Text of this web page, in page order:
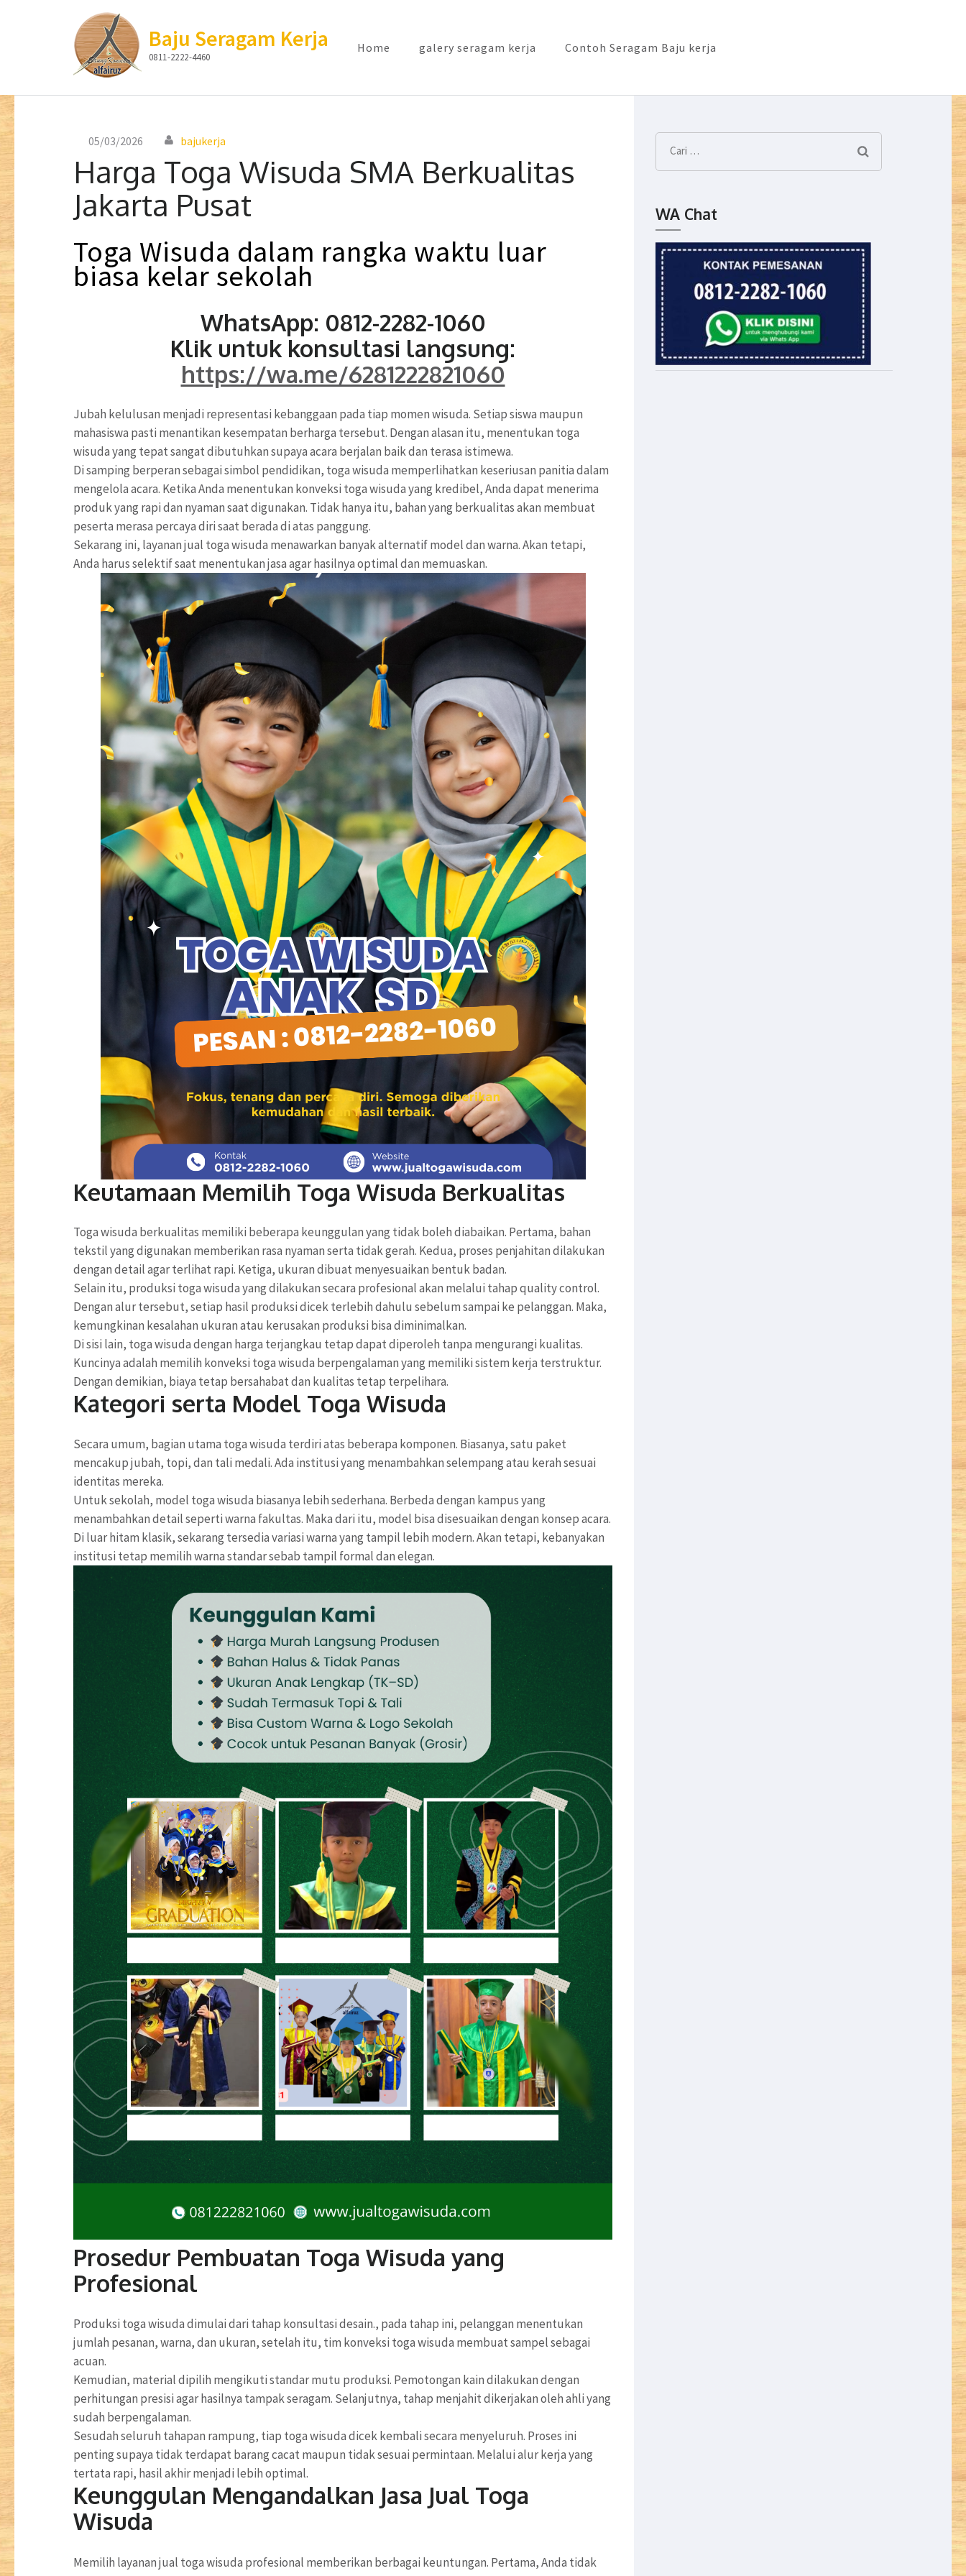
Lompat
Baju Seragam Kerja
0811-2222-4460
Home galery seragam kerja Contoh Seragam Baju kerja
05/03/2026 bajukerja
Harga Toga Wisuda SMA Berkualitas
Jakarta Pusat
Toga Wisuda dalam rangka waktu luar
biasa kelar sekolah
WhatsApp: 0812-2282-1060
Klik untuk konsultasi langsung:
https://wa.me/6281222821060
Jubah kelulusan menjadi representasi kebanggaan pada tiap momen wisuda. Setiap siswa maupun
mahasiswa pasti menantikan kesempatan berharga tersebut. Dengan alasan itu, menentukan toga
wisuda yang tepat sangat dibutuhkan supaya acara berjalan baik dan terasa istimewa.
Di samping berperan sebagai simbol pendidikan, toga wisuda memperlihatkan keseriusan panitia dalam
mengelola acara. Ketika Anda menentukan konveksi toga wisuda yang kredibel, Anda dapat menerima
produk yang rapi dan nyaman saat digunakan. Tidak hanya itu, bahan yang berkualitas akan membuat
peserta merasa percaya diri saat berada di atas panggung.
Sekarang ini, layanan jual toga wisuda menawarkan banyak alternatif model dan warna. Akan tetapi,
Anda harus selektif saat menentukan jasa agar hasilnya optimal dan memuaskan.
Keutamaan Memilih Toga Wisuda Berkualitas
Toga wisuda berkualitas memiliki beberapa keunggulan yang tidak boleh diabaikan. Pertama, bahan
tekstil yang digunakan memberikan rasa nyaman serta tidak gerah. Kedua, proses penjahitan dilakukan
dengan detail agar terlihat rapi. Ketiga, ukuran dibuat menyesuaikan bentuk badan.
Selain itu, produksi toga wisuda yang dilakukan secara profesional akan melalui tahap quality control.
Dengan alur tersebut, setiap hasil produksi dicek terlebih dahulu sebelum sampai ke pelanggan. Maka,
kemungkinan kesalahan ukuran atau kerusakan produksi bisa diminimalkan.
Di sisi lain, toga wisuda dengan harga terjangkau tetap dapat diperoleh tanpa mengurangi kualitas.
Kuncinya adalah memilih konveksi toga wisuda berpengalaman yang memiliki sistem kerja terstruktur.
Dengan demikian, biaya tetap bersahabat dan kualitas tetap terpelihara.
Kategori serta Model Toga Wisuda
Secara umum, bagian utama toga wisuda terdiri atas beberapa komponen. Biasanya, satu paket
mencakup jubah, topi, dan tali medali. Ada institusi yang menambahkan selempang atau kerah sesuai
identitas mereka.
Untuk sekolah, model toga wisuda biasanya lebih sederhana. Berbeda dengan kampus yang
menambahkan detail seperti warna fakultas. Maka dari itu, model bisa disesuaikan dengan konsep acara.
Di luar hitam klasik, sekarang tersedia variasi warna yang tampil lebih modern. Akan tetapi, kebanyakan
institusi tetap memilih warna standar sebab tampil formal dan elegan.
Prosedur Pembuatan Toga Wisuda yang
Profesional
Produksi toga wisuda dimulai dari tahap konsultasi desain., pada tahap ini, pelanggan menentukan
jumlah pesanan, warna, dan ukuran, setelah itu, tim konveksi toga wisuda membuat sampel sebagai
acuan.
Kemudian, material dipilih mengikuti standar mutu produksi. Pemotongan kain dilakukan dengan
perhitungan presisi agar hasilnya tampak seragam. Selanjutnya, tahap menjahit dikerjakan oleh ahli yang
sudah berpengalaman.
Sesudah seluruh tahapan rampung, tiap toga wisuda dicek kembali secara menyeluruh. Proses ini
penting supaya tidak terdapat barang cacat maupun tidak sesuai permintaan. Melalui alur kerja yang
tertata rapi, hasil akhir menjadi lebih optimal.
Keunggulan Mengandalkan Jasa Jual Toga
Wisuda
Memilih layanan jual toga wisuda profesional memberikan berbagai keuntungan. Pertama, Anda tidak
Cari
untuk:
WA Chat